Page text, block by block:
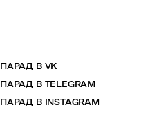
ПАРАД В VK
ПАРАД В TELEGRAM
ПАРАД В INSTAGRAM